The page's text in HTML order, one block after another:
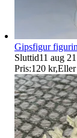
Gipsfigur
Sluttid11 aug
Pris:120 kr,